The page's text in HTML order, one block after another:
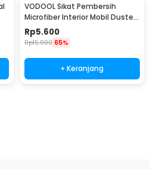
VODOOL Sikat Pembersih
Microfiber Interior Mobil Duster
Brush - Q128
Rp5.600
Rp15.900 65%
+ Keranjang